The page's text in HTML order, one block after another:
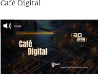
Café Digital